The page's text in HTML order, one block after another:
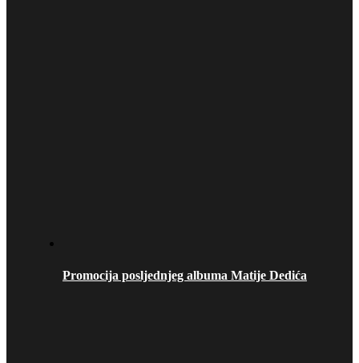
Promocija posljednjeg albuma Matije Dedića